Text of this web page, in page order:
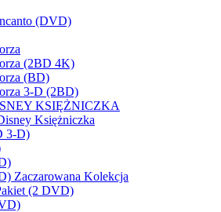
(DVD)
(2BD 4K)
(BD)
3-D (2BD)
KSIĘŻNICZKA
Księżniczka
3-D)
Zaczarowana Kolekcja
(2 DVD)